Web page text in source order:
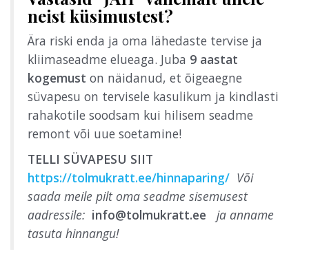
neist küsimustest?
Ära riski enda ja oma lähedaste tervise ja
kliimaseadme elueaga. Juba 9 aastat
kogemust on näidanud, et õigeaegne
süvapesu on tervisele kasulikum ja kindlasti
rahakotile soodsam kui hilisem seadme
remont või uue soetamine!
TELLI SÜVAPESU SIIT
https://tolmukratt.ee/hinnaparing/ Või
saada meile pilt oma seadme sisemusest
aadressile: info@tolmukratt.ee ja anname
tasuta hinnangu!